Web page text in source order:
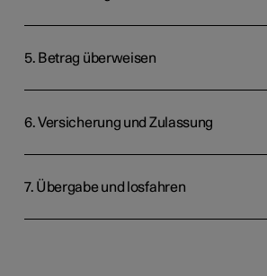
5. Betrag überweisen
6. Versicherung und Zulassung
7. Übergabe und losfahren